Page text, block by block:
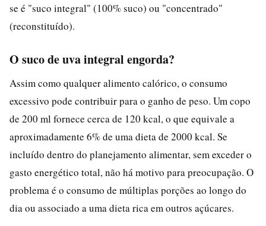
se é "suco integral" (100% suco) ou "concentrado"
(reconstituído).
O suco de uva integral engorda?
Assim como qualquer alimento calórico, o consumo
excessivo pode contribuir para o ganho de peso. Um copo
de 200 ml fornece cerca de 120 kcal, o que equivale a
aproximadamente 6% de uma dieta de 2000 kcal. Se
incluído dentro do planejamento alimentar, sem exceder o
gasto energético total, não há motivo para preocupação. O
problema é o consumo de múltiplas porções ao longo do
dia ou associado a uma dieta rica em outros açúcares.